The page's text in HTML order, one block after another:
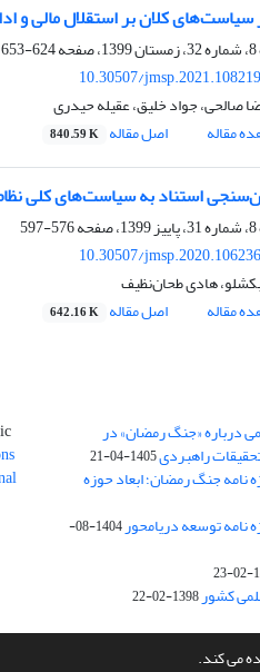
می کند.
سیاست‌های کلان بر استقلال مالی و
624-653
10.30507/jmsp.2021.108219
صالحی، جواد خلیق، عقیله حیدری
مقاله
اصل مقاله 840.59 K
استناد به سیاست‌های کلی
576-597
10.30507/jmsp.2020.106236
هادی طحان‌نظیف
مقاله
اصل مقاله 642.16 K
درباره «جنگ رمضان» در
راهبردی1405-04-21
نامه جنگ رمضان؛ ابعاد حوزه
نامه توسعه دریامحور
1404-08-
کشور1398-02-22